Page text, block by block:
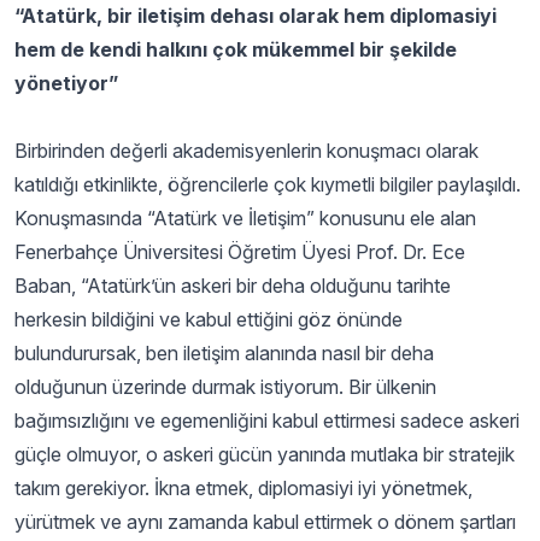
“Atatürk, bir iletişim dehası olarak hem diplomasiyi
hem de kendi halkını çok mükemmel bir şekilde
yönetiyor”
Birbirinden değerli akademisyenlerin konuşmacı olarak
katıldığı etkinlikte, öğrencilerle çok kıymetli bilgiler paylaşıldı.
Konuşmasında “Atatürk ve İletişim” konusunu ele alan
Fenerbahçe Üniversitesi Öğretim Üyesi Prof. Dr. Ece
Baban, “Atatürk’ün askeri bir deha olduğunu tarihte
herkesin bildiğini ve kabul ettiğini göz önünde
bulundurursak, ben iletişim alanında nasıl bir deha
olduğunun üzerinde durmak istiyorum. Bir ülkenin
bağımsızlığını ve egemenliğini kabul ettirmesi sadece askeri
güçle olmuyor, o askeri gücün yanında mutlaka bir stratejik
takım gerekiyor. İkna etmek, diplomasiyi iyi yönetmek,
yürütmek ve aynı zamanda kabul ettirmek o dönem şartları